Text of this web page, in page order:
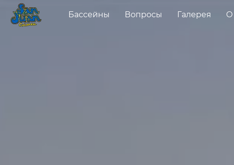
Бассейны Вопросы Галерея О